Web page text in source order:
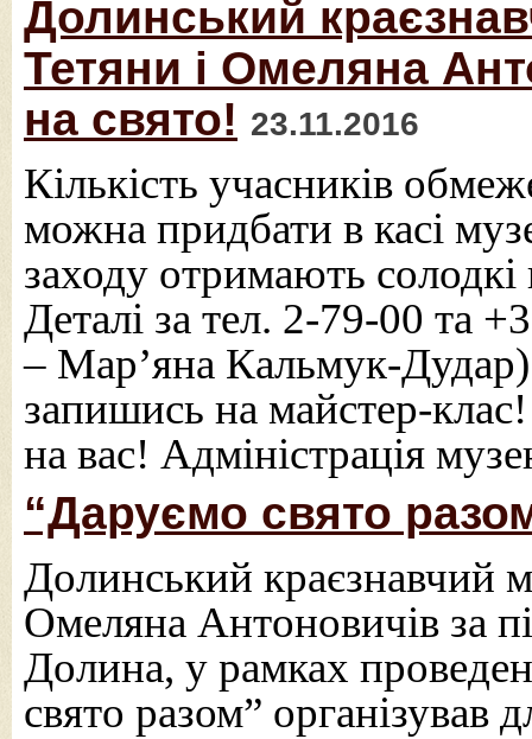
Долинський
Тетяни і Омеляна
на свято! 23.11.2016
Кількість учасників
можна придбати в касі
заходу отримають
Деталі за тел. 2-79-00 та
– Мар’яна Кальмук-
запишись на майстер-
на вас! Адміністрація
“Даруємо свято
Долинський краєзнавчий
Омеляна Антоновичів за
Долина, у рамках
свято разом” організував